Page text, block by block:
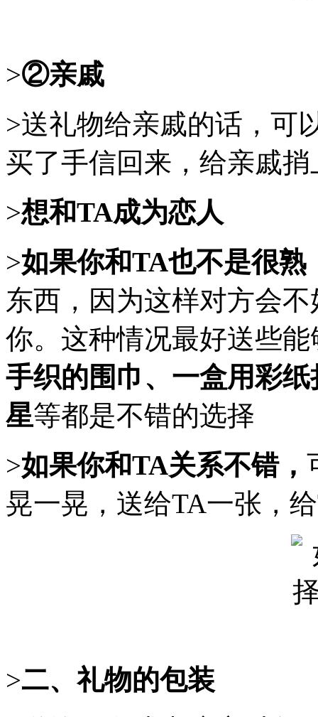
>②亲戚
>送礼物给亲戚的话，可
买了手信回来，给亲戚
>想和TA成为恋人
>如果你和TA也不是很熟
东西，因为这样对方会
你。这种情况最好送些
手织的围巾、一盒用彩
星等都是不错的选择
>如果你和TA关系不错，
晃一晃，送给TA一张，
>二、礼物的包装